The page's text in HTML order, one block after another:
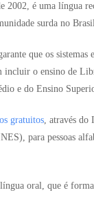
2002, é uma língua
surda no
que os sistemas
incluir o ensino de
e do Ensino
gratuitos, através do
para pessoas
oral, que é